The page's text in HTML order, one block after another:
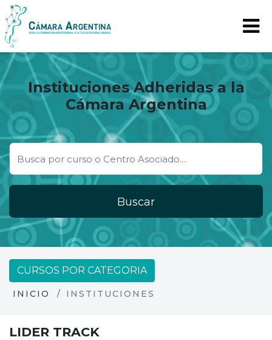
Instituciones Adheridas a la
Cámara Argentina
Buscar
CURSOS POR CATEGORIA
INICIO INSTITUCIONES
LIDER TRACK